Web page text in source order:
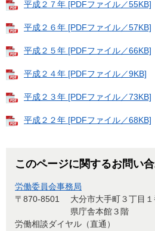
平成２７年 [PDFファイル／55KB]
平成２６年 [PDFファイル／57KB]
平成２５年 [PDFファイル／66KB]
平成２４年 [PDFファイル／9KB]
平成２３年 [PDFファイル／73KB]
平成２２年 [PDFファイル／68KB]
このページに関するお問い
労働委員会事務局
〒870-8501
大分市大手町３丁目
県庁舎本館３階
労働相談ダイヤル（直通）